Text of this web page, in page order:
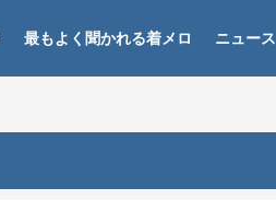
最もよく聞かれる着メロ ニュース